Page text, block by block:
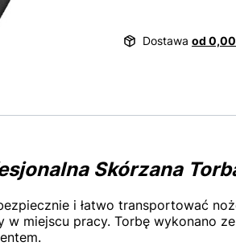
Dostawa od 0,00
Skórzana
i łatwo transportować
miejscu pracy. Torbę wykonano